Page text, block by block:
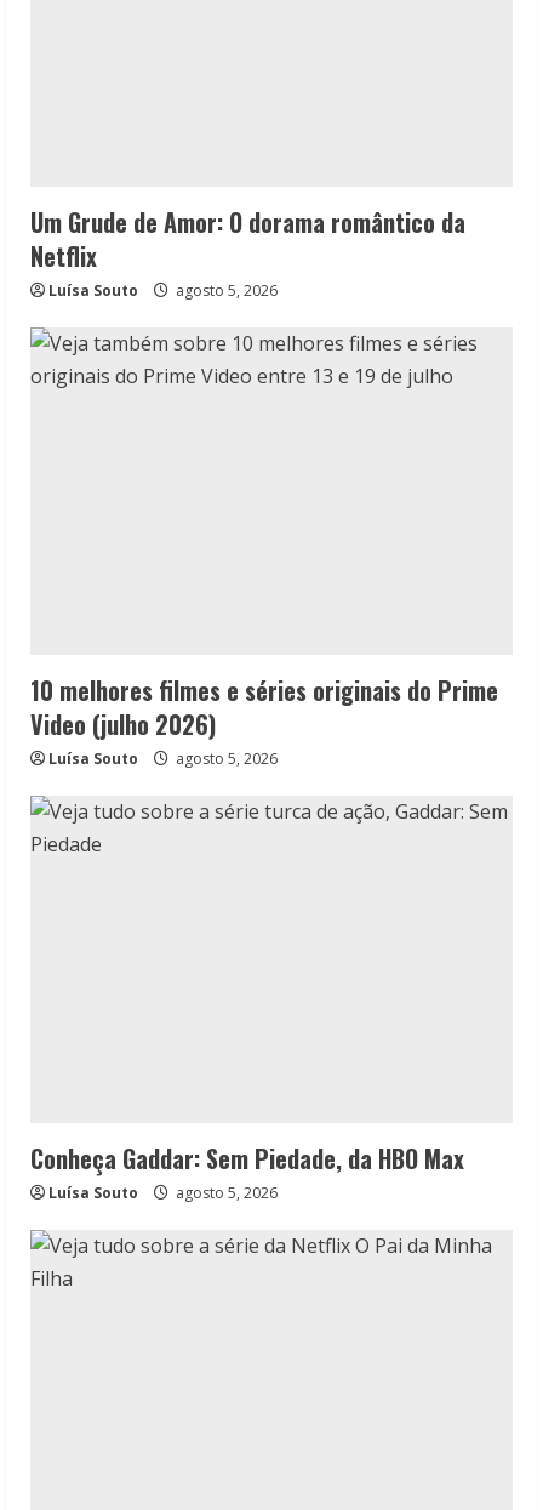
Um Grude de Amor: O dorama romântico da
Netflix
Luísa Souto agosto 5, 2026
10 melhores filmes e séries originais do Prime
Video (julho 2026)
Luísa Souto agosto 5, 2026
Conheça Gaddar: Sem Piedade, da HBO Max
Luísa Souto agosto 5, 2026